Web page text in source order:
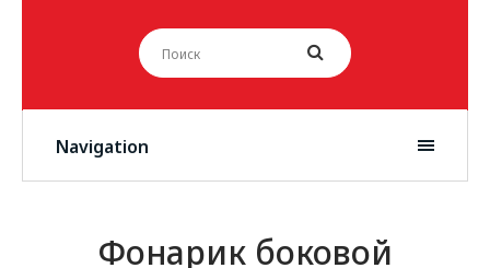
Navigation
Фонарик боковой